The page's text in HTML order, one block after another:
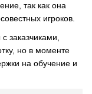
так как она
игроков.
заказчиками,
но в моменте
на обучение и